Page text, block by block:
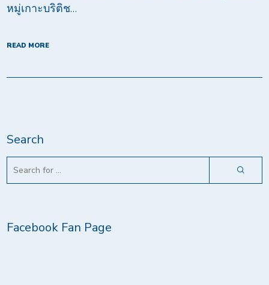
หมู่เกาะบริติช…
READ MORE
Search
Facebook Fan Page